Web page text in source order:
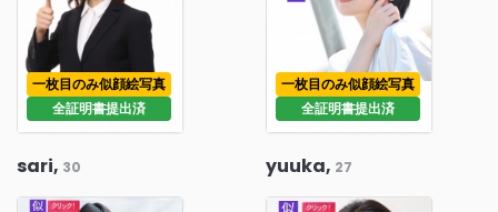
一枚目のみ似顔絵写真
全証明書提出済
sari, 30
一枚目のみ似顔絵写真
全証明書提出済
yuuka, 27